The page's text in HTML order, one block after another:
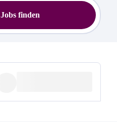
Jobs finden